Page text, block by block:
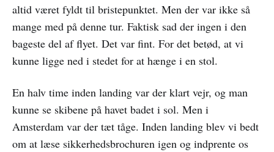
altid været fyldt til bristepunktet. Men der var ikke så
mange med på denne tur. Faktisk sad der ingen i den
bageste del af flyet. Det var fint. For det betød, at vi
kunne ligge ned i stedet for at hænge i en stol.
En halv time inden landing var der klart vejr, og man
kunne se skibene på havet badet i sol. Men i
Amsterdam var der tæt tåge. Inden landing blev vi bedt
om at læse sikkerhedsbrochuren igen og indprente os